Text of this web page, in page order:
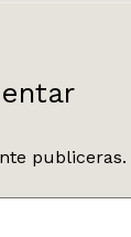
publiceras.